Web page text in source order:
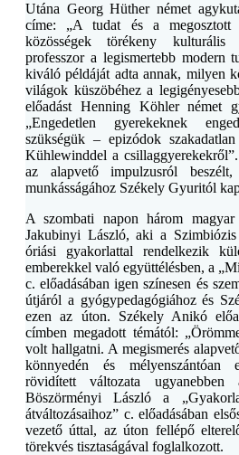
Utána Georg Hüther német
címe: „A tudat és a
közösségek törékeny kulturális
professzor a legismertebb modern
kiváló példáját adta annak, milyen
világok küszöbéhez a
előadást Henning Köhler német
„Engedetlen gyerekeknek
szükségük – epizódok
Kühlewinddel a
az alapvető impulzusról beszélt,
munkásságához Székely Gyuritól
A szombati napon három magyar
Jakubinyi László, aki a Szimbiózis
óriási gyakorlattal rendelkezik
emberekkel való együttélésben, a
c. előadásában igen színesen és
útjáról a gyógypedagógiához és
ezen az úton. Székely Anikó
címben megadott témától:
volt hallgatni. A megismerés
könnyedén és mélyenszántóan
rövidített változata ugyanebben
Böszörményi László a
átváltozásaihoz” c. előadásában
vezető úttal, az úton fellépő
törekvés tisztaságával foglalkozott.